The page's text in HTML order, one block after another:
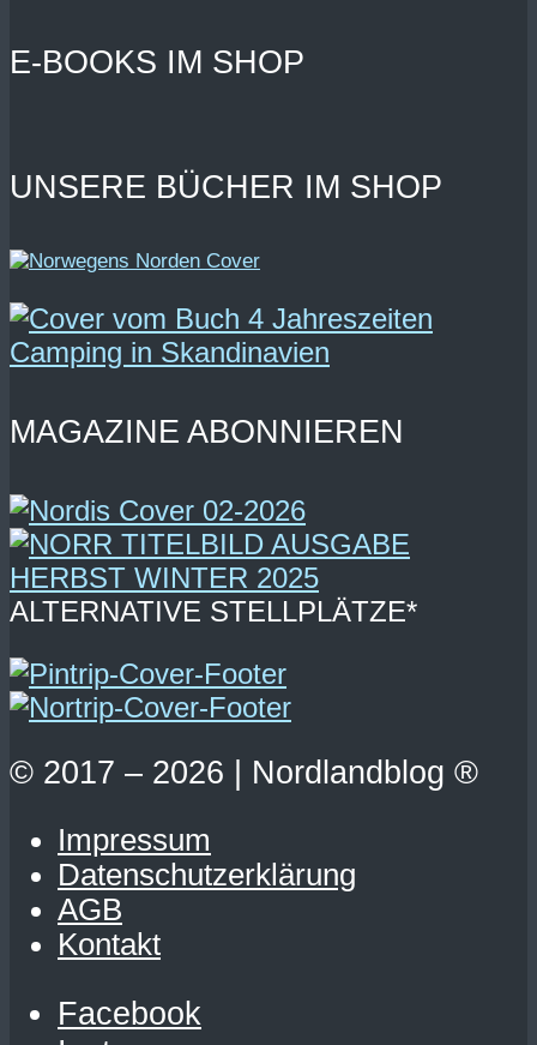
E-BOOKS IM SHOP
UNSERE BÜCHER IM SHOP
MAGAZINE ABONNIEREN
ALTERNATIVE STELLPLÄTZE*
© 2017 – 2026 | Nordlandblog ®
Impressum
Datenschutzerklärung
AGB
Kontakt
Facebook